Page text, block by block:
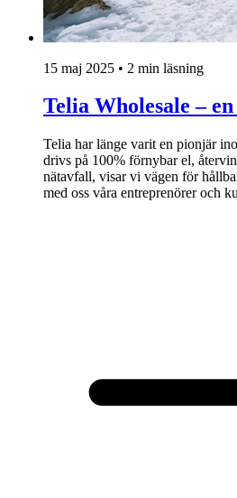
15 maj 2025 • 2 min läsning
Telia Wholesale –
Telia har länge varit en pionjär
drivs på 100% förnybar el,
nätavfall, visar vi vägen för
med oss våra entreprenörer och